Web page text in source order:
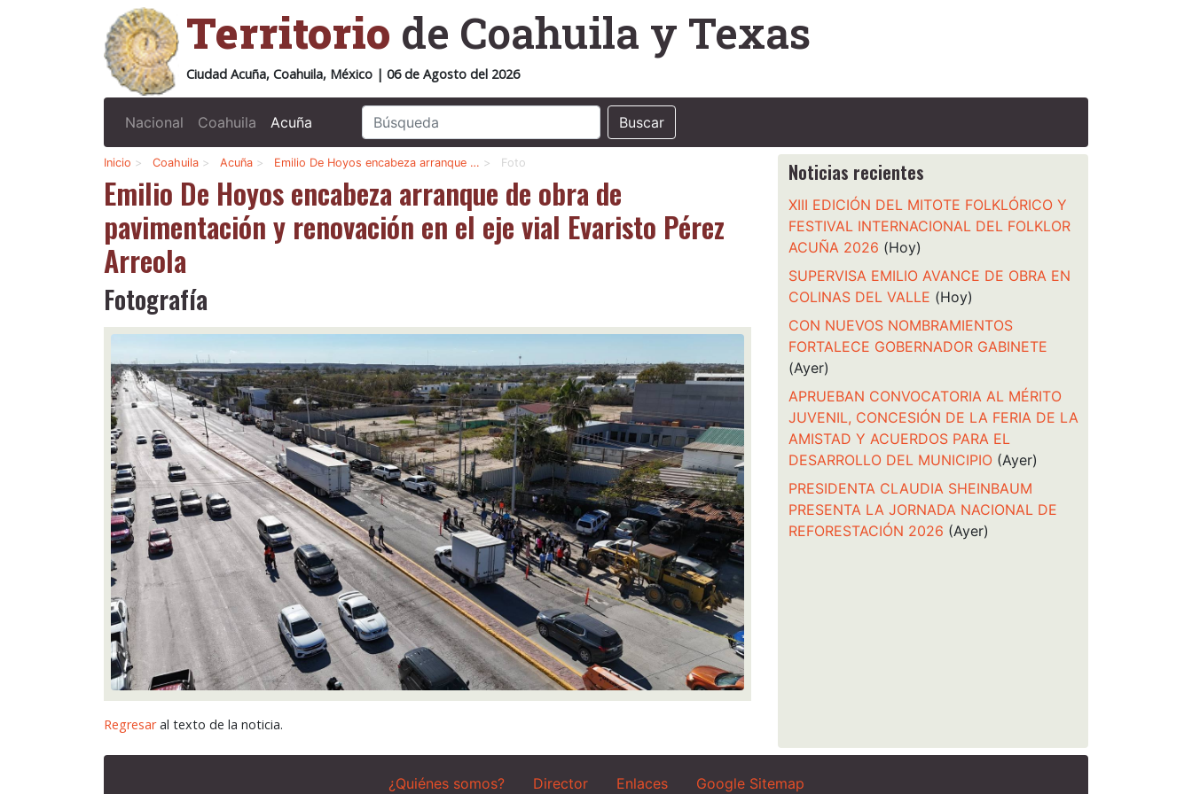
Territorio de Coahuila y Texas
Ciudad Acuña, Coahuila, México | 06 de Agosto del 2026
Nacional Coahuila Acuña Buscar
Inicio > Coahuila > Acuña > Emilio De Hoyos encabeza arranque … > Foto
Emilio De Hoyos encabeza arranque de obra de
pavimentación y renovación en el eje vial Evaristo Pérez
Arreola
Fotografía
Regresaral texto de la noticia.
Noticias recientes
XIII EDICIÓN DEL MITOTE FOLKLÓRICO Y
FESTIVAL INTERNACIONAL DEL FOLKLOR
ACUÑA 2026 (Hoy)
SUPERVISA EMILIO AVANCE DE OBRA EN
COLINAS DEL VALLE (Hoy)
CON NUEVOS NOMBRAMIENTOS
FORTALECE GOBERNADOR GABINETE
(Ayer)
APRUEBAN CONVOCATORIA AL MÉRITO
JUVENIL, CONCESIÓN DE LA FERIA DE LA
AMISTAD Y ACUERDOS PARA EL
DESARROLLO DEL MUNICIPIO (Ayer)
PRESIDENTA CLAUDIA SHEINBAUM
PRESENTA LA JORNADA NACIONAL DE
REFORESTACIÓN 2026 (Ayer)
¿Quiénes somos? Director Enlaces Google Sitemap